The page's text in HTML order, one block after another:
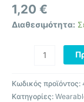
1,20 €
Διαθεσιμότητα:
Κωδικός προϊόντος:
Κατηγορίες: